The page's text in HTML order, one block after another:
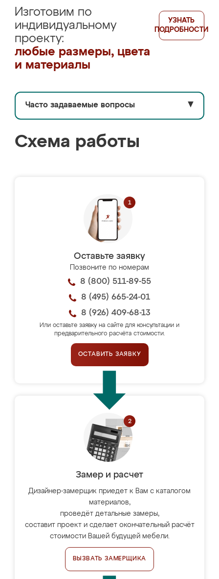
Изготовим по
индивидуальному
проекту:
любые размеры, цвета
и материалы
УЗНАТЬ
ПОДРОБНОСТИ
Часто задаваемые вопросы ▼
Схема работы
Оставьте заявку
Позвоните по номерам
8 (800) 511-89-55
8 (495) 665-24-01
8 (926) 409-68-13
Или оставьте заявку на сайте для консультации и
предварительного расчёта стоимости.
ОСТАВИТЬ ЗАЯВКУ
Замер и расчет
Дизайнер-замерщик приедет к Вам с каталогом
материалов,
проведёт детальные замеры,
составит проект и сделает окончательный расчёт
стоимости Вашей будущей мебели.
ВЫЗВАТЬ ЗАМЕРЩИКА